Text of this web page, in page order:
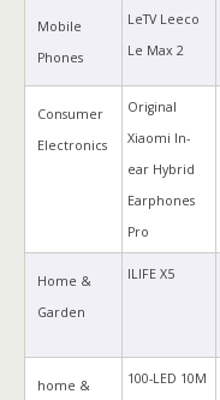
Mobile
Phones
LeTV Leeco
Le Max 2
Consumer
Electronics
Original
Xiaomi In-
ear Hybrid
Earphones
Pro
Home &
Garden
ILIFE X5
home &
100-LED 10M